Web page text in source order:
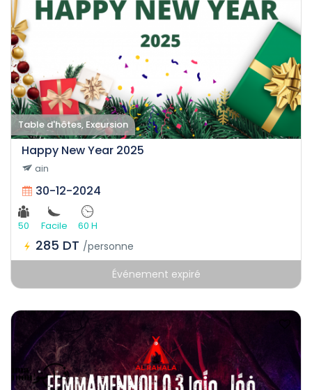
Table d'hôtes, Excursion
Happy New Year 2025
ain
30-12-2024
50 Facile 60 H
285 DT /personne
Événement expiré